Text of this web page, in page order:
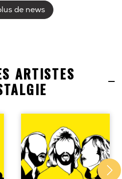
de news
ARTISTES